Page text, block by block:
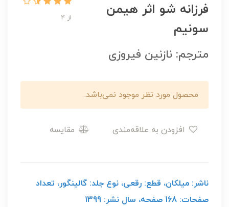
فرزانه شو اثر هیمن
سونیم
از 4
مترجم: نازنین فیروزی
محصول مورد نظر موجود نمی‌باشد.
مقایسه
ناشر: میلکان، قطع: رقعی، نوع جلد: گالینگور، تعداد
صفحات: 168 صفحه، سال نشر: 1399